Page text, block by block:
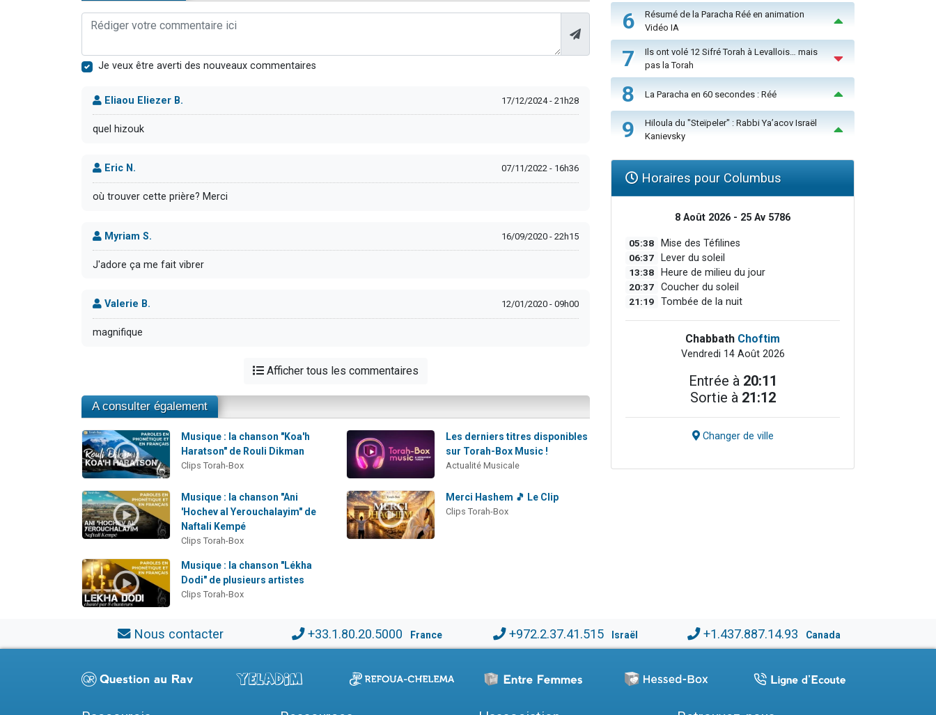
Je veux être averti des nouveaux commentaires
Eliaou Eliezer B. 17/12/2024 - 21h28
quel hizouk
Eric N. 07/11/2022 - 16h36
où trouver cette prière? Merci
Myriam S. 16/09/2020 - 22h15
J'adore ça me fait vibrer
Valerie B. 12/01/2020 - 09h00
magnifique
Afficher tous les commentaires
A consulter également
Musique : la chanson "Koa'h
Haratson" de Rouli Dikman
Clips Torah-Box
Les derniers titres disponibles
sur Torah-Box Music !
Actualité Musicale
Musique : la chanson "Ani
'Hochev al Yerouchalayim" de
Naftali Kempé
Clips Torah-Box
Merci Hashem 🎵 Le Clip
Clips Torah-Box
Musique : la chanson "Lékha
Dodi" de plusieurs artistes
Clips Torah-Box
6
Résumé de la Paracha Réé en animation
Vidéo IA
7
Ils ont volé 12 Sifré Torah à Levallois… mais
pas la Torah
8 La Paracha en 60 secondes : Réé
9
Hiloula du "Steïpeler" : Rabbi Ya’acov Israël
Kanievsky
Horaires pour Columbus
8 Août 2026 - 25 Av 5786
05:38 Mise des Téfilines
06:37 Lever du soleil
13:38 Heure de milieu du jour
20:37 Coucher du soleil
21:19 Tombée de la nuit
Chabbath Choftim
Vendredi 14 Août 2026
Entrée à 20:11
Sortie à 21:12
Changer de ville
Nous contacter +33.1.80.20.5000 France +972.2.37.41.515 Israël +1.437.887.14.93 Canada